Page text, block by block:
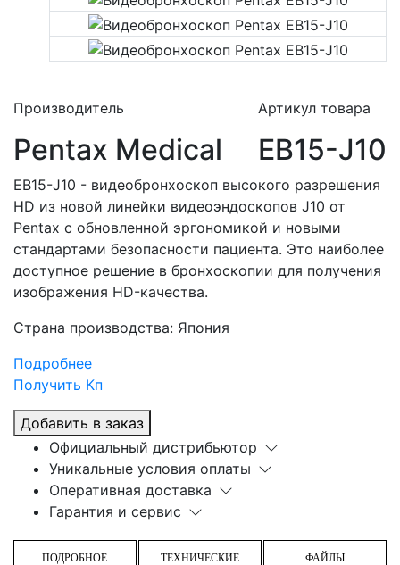
Производитель
Pentax Medical
Артикул товара
EB15-J10
EB15-J10 - видеобронхоскоп высокого разрешения
HD из новой линейки видеоэндоскопов J10 от
Pentax с обновленной эргономикой и новыми
стандартами безопасности пациента. Это наиболее
доступное решение в бронхоскопии для получения
изображения HD-качества.
Страна производства: Япония
Подробнее
Получить Кп
Добавить в заказ
Официальный дистрибьютор
Уникальные условия оплаты
Оперативная доставка
Гарантия и сервис
ПОДРОБНОЕ
ТЕХНИЧЕСКИЕ
ФАЙЛЫ